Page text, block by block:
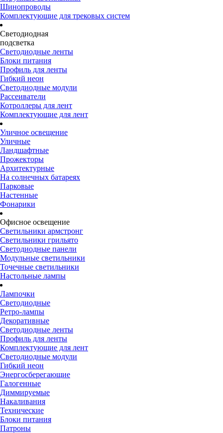
Шинопроводы
Комплектующие для трековых систем
Светодиодная
подсветка
Светодиодные ленты
Блоки питания
Профиль для ленты
Гибкий неон
Светодиодные модули
Рассеиватели
Котроллеры для лент
Комплектующие для лент
Уличное освещение
Уличные
Ландшафтные
Прожекторы
Архитектурные
На солнечных батареях
Парковые
Настенные
Фонарики
Офисное освещение
Светильники армстронг
Светильники грильято
Светодиодные панели
Модульные светильники
Точечные светильники
Настольные лампы
Лампочки
Светодиодные
Ретро-лампы
Декоративные
Светодиодные ленты
Профиль для ленты
Комплектующие для лент
Светодиодные модули
Гибкий неон
Энергосберегающие
Галогенные
Диммируемые
Накаливания
Технические
Блоки питания
Патроны